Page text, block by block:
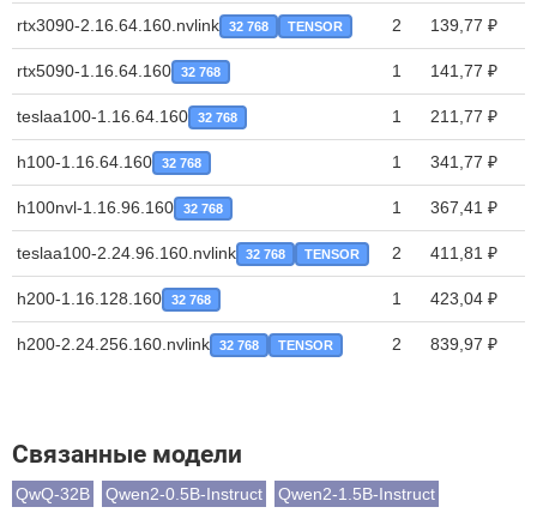
rtx3090-2.16.64.160.nvlink 32 768 TENSOR 2 139,77 ₽
rtx5090-1.16.64.160 32 768 1 141,77 ₽
teslaa100-1.16.64.160 32 768 1 211,77 ₽
h100-1.16.64.160 32 768 1 341,77 ₽
h100nvl-1.16.96.160 32 768 1 367,41 ₽
teslaa100-2.24.96.160.nvlink 32 768 TENSOR 2 411,81 ₽
h200-1.16.128.160 32 768 1 423,04 ₽
h200-2.24.256.160.nvlink 32 768 TENSOR 2 839,97 ₽
Связанные модели
QwQ-32B Qwen2-0.5B-Instruct
Qwen2-1.5B-Instruct